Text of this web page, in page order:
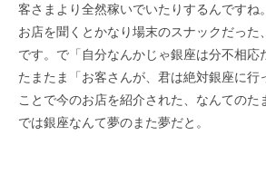
客さまより全然稼いでいたりするんですね
お店を聞くとかなり場末のスナックだった
です。で「自分なんかじゃ銀座は分不相応
たまたま「お客さんが、君は絶対銀座に行
ことで今のお店を紹介された、なんてのた
では銀座なんて夢のまた夢だと。